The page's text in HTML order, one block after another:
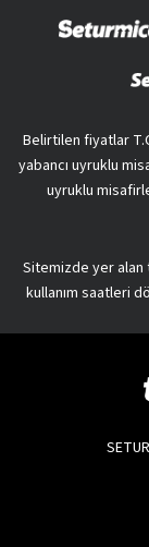
Belirtilen fiyatlar
yabancı uyruklu
uyruklu
Sitemizde yer alan
kullanım saatleri